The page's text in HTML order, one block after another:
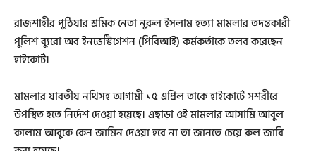
রাজশাহীর পুঠিয়ার শ্রমিক নেতা নুরুল ইসলাম হত্যা মামলার তদন্তকারী
পুলিশ ব্যুরো অব ইনভেস্টিগেশন (পিবিআই) কর্মকর্তাকে তলব করেছেন
হাইকোর্ট।
মামলার যাবতীয় নথিসহ আগামী ১৫ এপ্রিল তাকে হাইকোর্টে সশরীরে
উপস্থিত হতে নির্দেশ দেওয়া হয়েছে। এছাড়া ওই মামলার আসামি আবুল
কালাম আবুকে কেন জামিন দেওয়া হবে না তা জানতে চেয়ে রুল জারি